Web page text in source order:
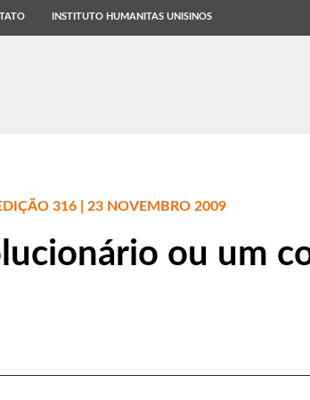
INSTITUTO HUMANITAS UNISINOS
316 | 23 NOVEMBRO 2009
ou um